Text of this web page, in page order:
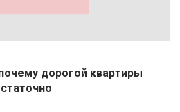
дорогой квартиры